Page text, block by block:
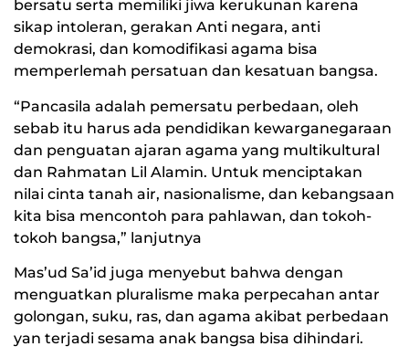
bersatu serta memiliki jiwa kerukunan karena
sikap intoleran, gerakan Anti negara, anti
demokrasi, dan komodifikasi agama bisa
memperlemah persatuan dan kesatuan bangsa.
“Pancasila adalah pemersatu perbedaan, oleh
sebab itu harus ada pendidikan kewarganegaraan
dan penguatan ajaran agama yang multikultural
dan Rahmatan Lil Alamin. Untuk menciptakan
nilai cinta tanah air, nasionalisme, dan kebangsaan
kita bisa mencontoh para pahlawan, dan tokoh-
tokoh bangsa,” lanjutnya
Mas’ud Sa’id juga menyebut bahwa dengan
menguatkan pluralisme maka perpecahan antar
golongan, suku, ras, dan agama akibat perbedaan
yan terjadi sesama anak bangsa bisa dihindari.